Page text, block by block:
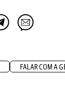
FALAR COM A